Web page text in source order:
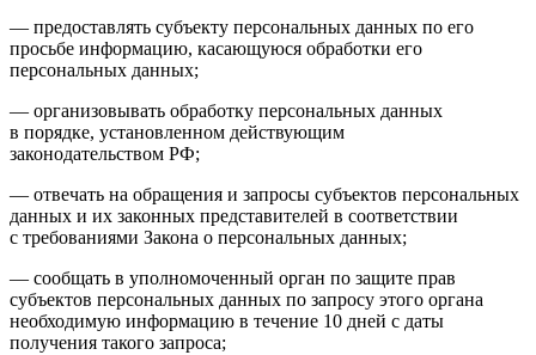
— предоставлять субъекту персональных данных по его
просьбе информацию, касающуюся обработки его
персональных данных;
— организовывать обработку персональных данных
в порядке, установленном действующим
законодательством РФ;
— отвечать на обращения и запросы субъектов персональных
данных и их законных представителей в соответствии
с требованиями Закона о персональных данных;
— сообщать в уполномоченный орган по защите прав
субъектов персональных данных по запросу этого органа
необходимую информацию в течение 10 дней с даты
получения такого запроса;